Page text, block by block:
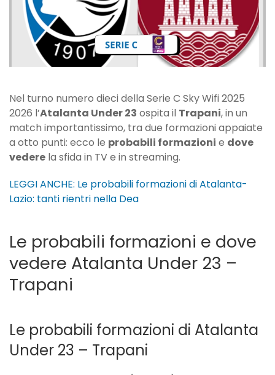
dove
vedere
la
partita
di
Nel turno numero dieci della Serie C Sky Wifi 2025
2026 l’Atalanta Under 23 ospita il Trapani, in un
match importantissimo, tra due formazioni appaiate
a otto punti: ecco le probabili formazioni e dove
vedere la sfida in TV e in streaming.
LEGGI ANCHE: Le probabili formazioni di Atalanta-
Lazio: tanti rientri nella Dea
Le probabili formazioni e dove
vedere Atalanta Under 23 –
Trapani
Le probabili formazioni di Atalanta
Under 23 – Trapani